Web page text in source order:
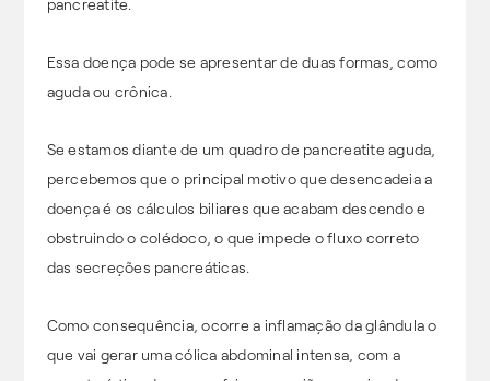
pancreatite.
Essa doença pode se apresentar de duas formas, como
aguda ou crônica.
Se estamos diante de um quadro de pancreatite aguda,
percebemos que o principal motivo que desencadeia a
doença é os cálculos biliares que acabam descendo e
obstruindo o colédoco, o que impede o fluxo correto
das secreções pancreáticas.
Como consequência, ocorre a inflamação da glândula o
que vai gerar uma cólica abdominal intensa, com a